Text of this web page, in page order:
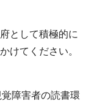
として積極的に
けてください。
障害者の読書環